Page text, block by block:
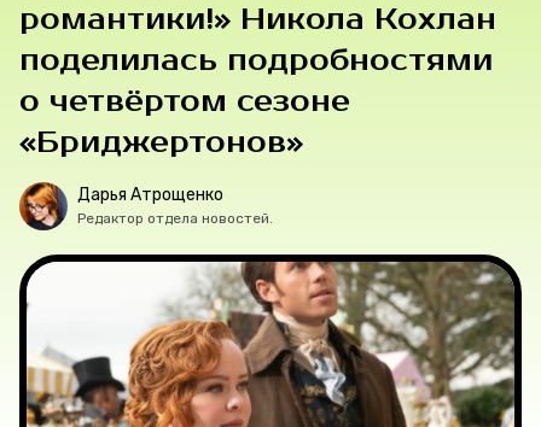
Мерч
О компании
Рубрики
Лучшее
Тесты
романтики!» Никола Кохлан
поделилась подробностями
о четвёртом сезоне
«Бриджертонов»
Дарья Атрощенко
Редактор отдела новостей.